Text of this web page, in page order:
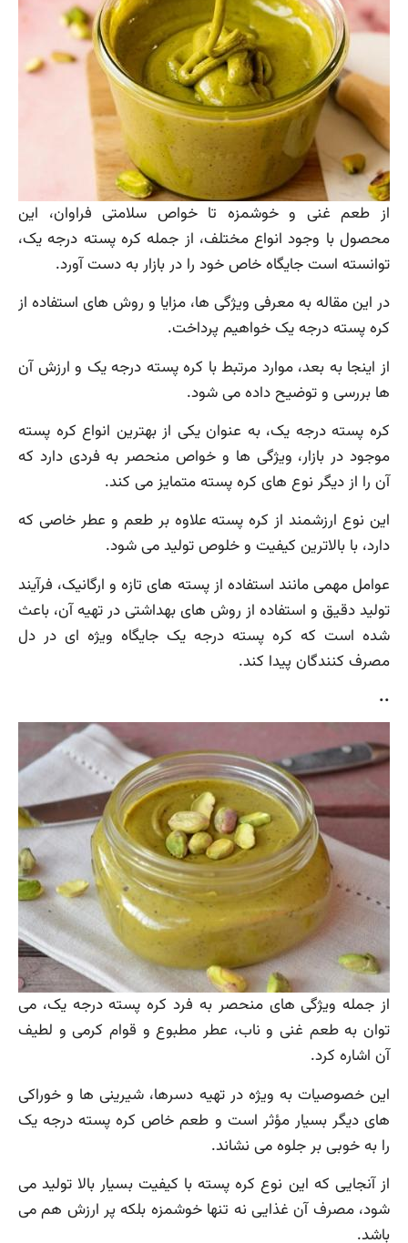
از طعم غنی و خوشمزه تا خواص سلامتی فراوان، این
محصول با وجود انواع مختلف، از جمله کره پسته درجه یک،
توانسته است جایگاه خاص خود را در بازار به دست آورد.
در این مقاله به معرفی ویژگی ها، مزایا و روش های استفاده از
کره پسته درجه یک خواهیم پرداخت.
از اینجا به بعد، موارد مرتبط با کره پسته درجه یک و ارزش آن
ها بررسی و توضیح داده می شود.
کره پسته درجه یک، به عنوان یکی از بهترین انواع کره پسته
موجود در بازار، ویژگی ها و خواص منحصر به فردی دارد که
آن را از دیگر نوع های کره پسته متمایز می کند.
این نوع ارزشمند از کره پسته علاوه بر طعم و عطر خاصی که
دارد، با بالاترین کیفیت و خلوص تولید می شود.
عوامل مهمی مانند استفاده از پسته های تازه و ارگانیک، فرآیند
تولید دقیق و استفاده از روش های بهداشتی در تهیه آن، باعث
شده است که کره پسته درجه یک جایگاه ویژه ای در دل
مصرف کنندگان پیدا کند.
..
از جمله ویژگی های منحصر به فرد کره پسته درجه یک، می
توان به طعم غنی و ناب، عطر مطبوع و قوام کرمی و لطیف
آن اشاره کرد.
این خصوصیات به ویژه در تهیه دسرها، شیرینی ها و خوراکی
های دیگر بسیار مؤثر است و طعم خاص کره پسته درجه یک
را به خوبی بر جلوه می نشاند.
از آنجایی که این نوع کره پسته با کیفیت بسیار بالا تولید می
شود، مصرف آن غذایی نه تنها خوشمزه بلکه پر ارزش هم می
باشد.